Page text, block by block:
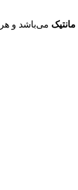
مانتیک می‌باشد و هر